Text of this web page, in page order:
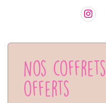
Nos coffrets
offerts